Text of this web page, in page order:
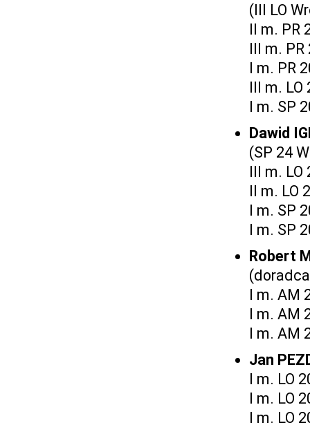
(III LO
II m. PR
III m. PR
I m. PR
III m. LO
I m. SP
Dawid
(SP 24
III m. LO
II m. LO
I m. SP
I m. SP
Robert
I m. AM
I m. AM
I m. AM
Jan
I m. LO
I m. LO
I m. LO